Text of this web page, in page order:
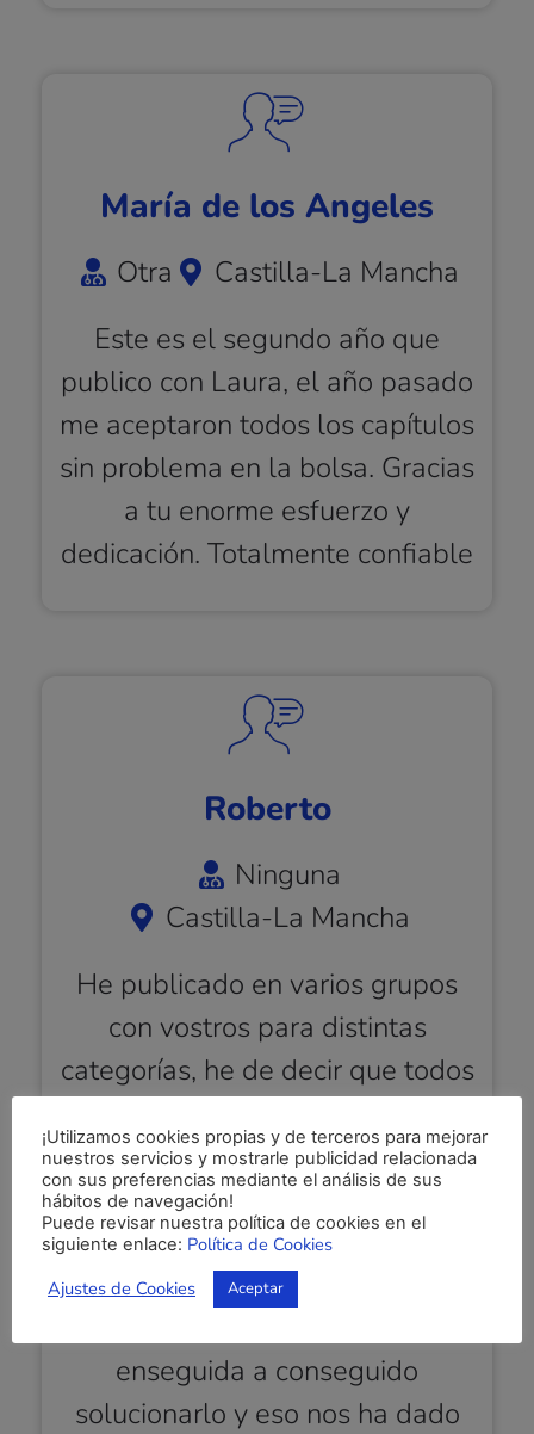
María de los Angeles
Otra
Castilla-La Mancha
Este es el segundo año que
publico con Laura, el año pasado
me aceptaron todos los capítulos
sin problema en la bolsa. Gracias
a tu enorme esfuerzo y
dedicación. Totalmente confiable
Roberto
Ninguna
Castilla-La Mancha
He publicado en varios grupos
con vostros para distintas
categorías, he de decir que todos
gracias a la organización y
gestión de Laura. En todo
momento ha estado pendiente de
nosotros hasta conseguir el éxito,
enseguida a conseguido
solucionarlo y eso nos ha dado
¡Utilizamos cookies propias y de terceros para mejorar
nuestros servicios y mostrarle publicidad relacionada
con sus preferencias mediante el análisis de sus
hábitos de navegación!
Puede revisar nuestra política de cookies en el
siguiente enlace: Política de Cookies
Ajustes de Cookies
Aceptar